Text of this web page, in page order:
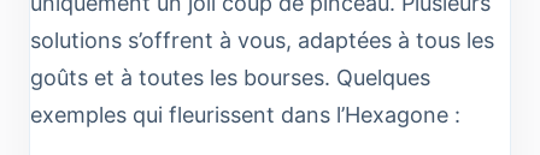
solutions s’offrent à vous, adaptées à tous les
goûts et à toutes les bourses. Quelques
exemples qui fleurissent dans l’Hexagone :